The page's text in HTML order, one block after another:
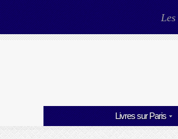
Livres sur Paris